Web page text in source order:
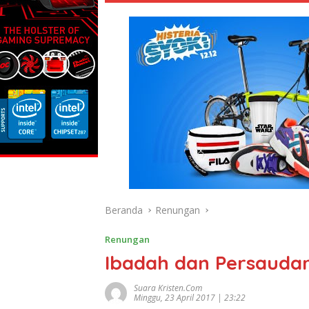
Beranda Renungan
Renungan
Ibadah dan
Suara Kristen.com
Minggu, 23 April 2017 | 23:22